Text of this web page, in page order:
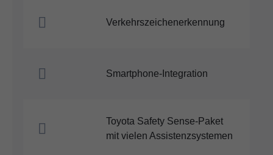
Verkehrszeichenerkennung
Smartphone-Integration
Toyota Safety Sense-Paket
mit vielen Assistenzsystemen